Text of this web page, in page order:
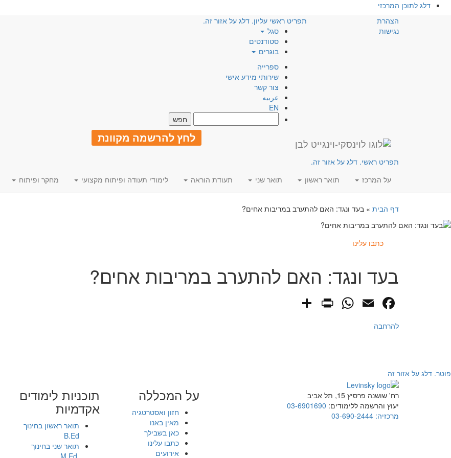
דלג לתוכן המרכזי
הצהרת
נגישות
תפריט ראשי עליון. דלג על אזור זה.
סגל
סטודנטים
בוגרים
ספרייה
שירותי מידע אישי
צור קשר
عربيه
EN
לחץ להרשמה מקוונת
תפריט ראשי. דלג על אזור זה.
על המרכז
תואר ראשון תואר שני תעודת הוראה לימודי תעודה ופיתוח מקצועי מחקר ופיתוח
דף הבית » בעד ונגד: האם להתערב במריבות אחים?
כתבו עלינו
בעד ונגד: האם להתערב במריבות אחים?
Facebook
Email
WhatsApp
PrintFriendly
להרחבה
פוטר. דלג על אזור זה
רח' שושנה פרסיץ 15, תל אביב
יעוץ והרשמה ללימודים: 03-6901690
מרכזיה: 03-690-2444
על המכללה
חזון ואסטרטגיה
מאין באנו
כאן בשבילך
כתבו עלינו
אירועים
תוכניות לימודים
אקדמיות
תואר ראשון בחינוך
B.Ed
תואר שני בחינוך